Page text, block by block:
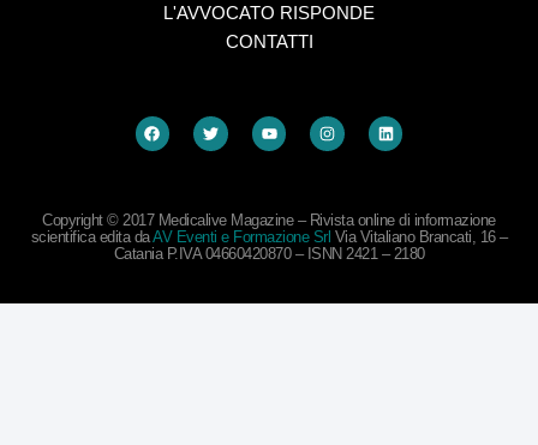
L'AVVOCATO RISPONDE
CONTATTI
Copyright © 2017 Medicalive Magazine – Rivista online di informazione
scientifica edita daAV Eventi e Formazione Srl Via Vitaliano Brancati, 16 –
Catania P.IVA 04660420870 – ISNN 2421 – 2180